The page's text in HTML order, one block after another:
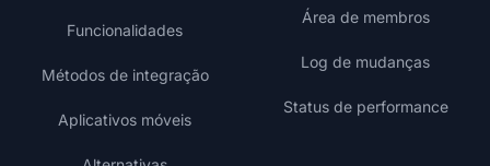
Funcionalidades
Métodos de integração
Aplicativos móveis
Área de membros
Log de mudanças
Status de performance